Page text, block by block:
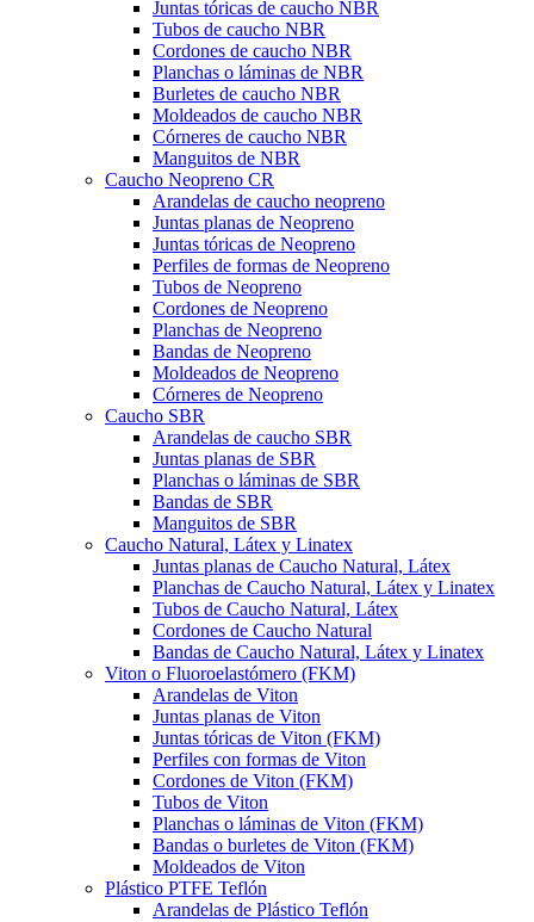
Juntas tóricas de caucho NBR
Tubos de caucho NBR
Cordones de caucho NBR
Planchas o láminas de NBR
Burletes de caucho NBR
Moldeados de caucho NBR
Córneres de caucho NBR
Manguitos de NBR
Caucho Neopreno CR
Arandelas de caucho neopreno
Juntas planas de Neopreno
Juntas tóricas de Neopreno
Perfiles de formas de Neopreno
Tubos de Neopreno
Cordones de Neopreno
Planchas de Neopreno
Bandas de Neopreno
Moldeados de Neopreno
Córneres de Neopreno
Caucho SBR
Arandelas de caucho SBR
Juntas planas de SBR
Planchas o láminas de SBR
Bandas de SBR
Manguitos de SBR
Caucho Natural, Látex y Linatex
Juntas planas de Caucho Natural, Látex
Planchas de Caucho Natural, Látex y Linatex
Tubos de Caucho Natural, Látex
Cordones de Caucho Natural
Bandas de Caucho Natural, Látex y Linatex
Viton o Fluoroelastómero (FKM)
Arandelas de Viton
Juntas planas de Viton
Juntas tóricas de Viton (FKM)
Perfiles con formas de Viton
Cordones de Viton (FKM)
Tubos de Viton
Planchas o láminas de Viton (FKM)
Bandas o burletes de Viton (FKM)
Moldeados de Viton
Plástico PTFE Teflón
Arandelas de Plástico Teflón